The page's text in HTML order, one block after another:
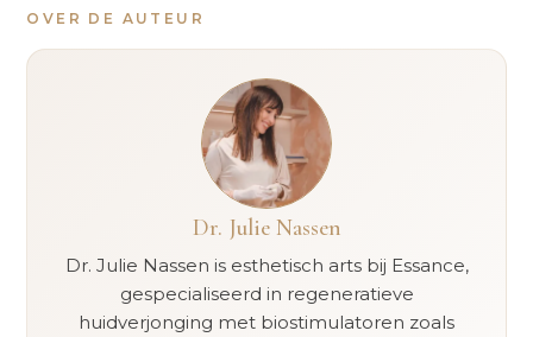
OVER DE AUTEUR
Dr. Julie Nassen
Dr. Julie Nassen is esthetisch arts bij Essance,
gespecialiseerd in regeneratieve
huidverjonging met biostimulatoren zoals